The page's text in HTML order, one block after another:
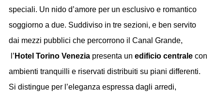
speciali. Un nido d’amore per un esclusivo e romantico
soggiorno a due. Suddiviso in tre sezioni, e ben servito
dai mezzi pubblici che percorrono il Canal Grande,
l’ Hotel Torino Veneziapresenta un edificio centralecon
ambienti tranquilli e riservati distribuiti su piani differenti.
Si distingue per l’eleganza espressa dagli arredi,